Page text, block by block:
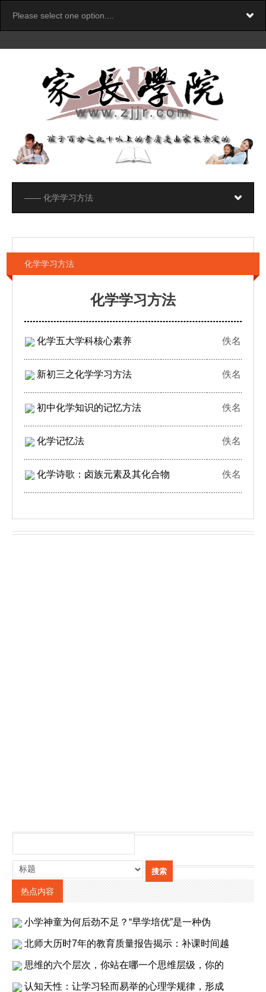
化学学习方法
化学学习方法
化学五大学科核心素养 佚名
新初三之化学学习方法 佚名
初中化学知识的记忆方法 佚名
化学记忆法 佚名
化学诗歌：卤族元素及其化合物 佚名
热点内容
小学神童为何后劲不足？“早学培优”是一种伪
北师大历时7年的教育质量报告揭示：补课时间越
思维的六个层次，你站在哪一个思维层级，你的
认知天性：让学习轻而易举的心理学规律，形成